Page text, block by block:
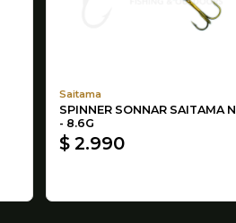
Saitama
SPINNER SONNAR SAITAMA
- 8.6G
$ 2.990